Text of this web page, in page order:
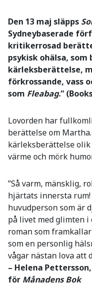
Den 13 maj släpps
Sydneybaserade
kritikerrosad
psykisk ohälsa,
kärleksberättelse,
förkrossande, vass
som Fleabag.”
Lovorden har
berättelse om Martha.
kärleksberättelse
värme och mörk
”Så varm, mänsklig,
hjärtats innersta rum!
huvudperson som är
på livet med glimten i
roman som
som en personlig
vågar nästan lova att
– Helena
för Månadens Bok